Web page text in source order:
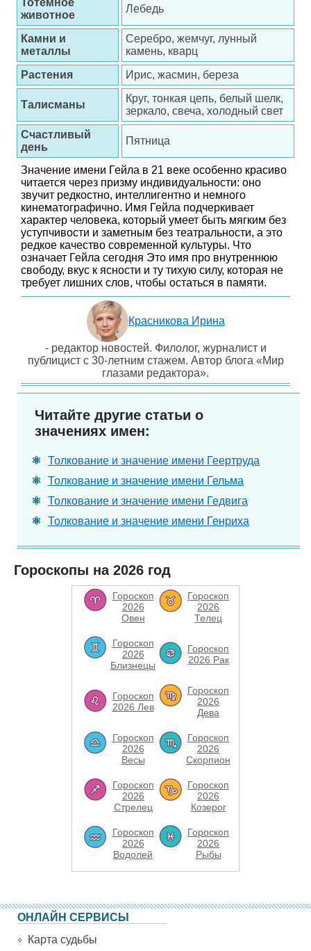
Тотемное
животное
Лебедь
Камни и
металлы
Серебро, жемчуг, лунный
камень, кварц
Растения
Ирис, жасмин, береза
Талисманы
Круг, тонкая цепь, белый шелк,
зеркало, свеча, холодный свет
Счастливый
день
Пятница
Значение имени Гейла в 21 веке особенно красиво
читается через призму индивидуальности: оно
звучит редкостно, интеллигентно и немного
кинематографично. Имя Гейла подчеркивает
характер человека, который умеет быть мягким без
уступчивости и заметным без театральности, а это
редкое качество современной культуры. Что
означает Гейла сегодня Это имя про внутреннюю
свободу, вкус к ясности и ту тихую силу, которая не
требует лишних слов, чтобы остаться в памяти.
Красникова Ирина
- редактор новостей. Филолог, журналист и
публицист с 30-летним стажем. Автор блога «Мир
глазами редактора».
Читайте другие статьи о
значениях имен:
Толкование и значение имени Геертруда
Толкование и значение имени Гельма
Толкование и значение имени Гедвига
Толкование и значение имени Генриха
Гороскопы на 2026 год
Гороскоп
2026
Овен
Гороскоп
2026
Телец
Гороскоп
2026
Близнецы
Гороскоп
2026 Рак
Гороскоп
2026 Лев
Гороскоп
2026
Дева
Гороскоп
2026
Весы
Гороскоп
2026
Скорпион
Гороскоп
2026
Стрелец
Гороскоп
2026
Козерог
Гороскоп
2026
Водолей
Гороскоп
2026
Рыбы
ОНЛАЙН СЕРВИСЫ
Карта судьбы